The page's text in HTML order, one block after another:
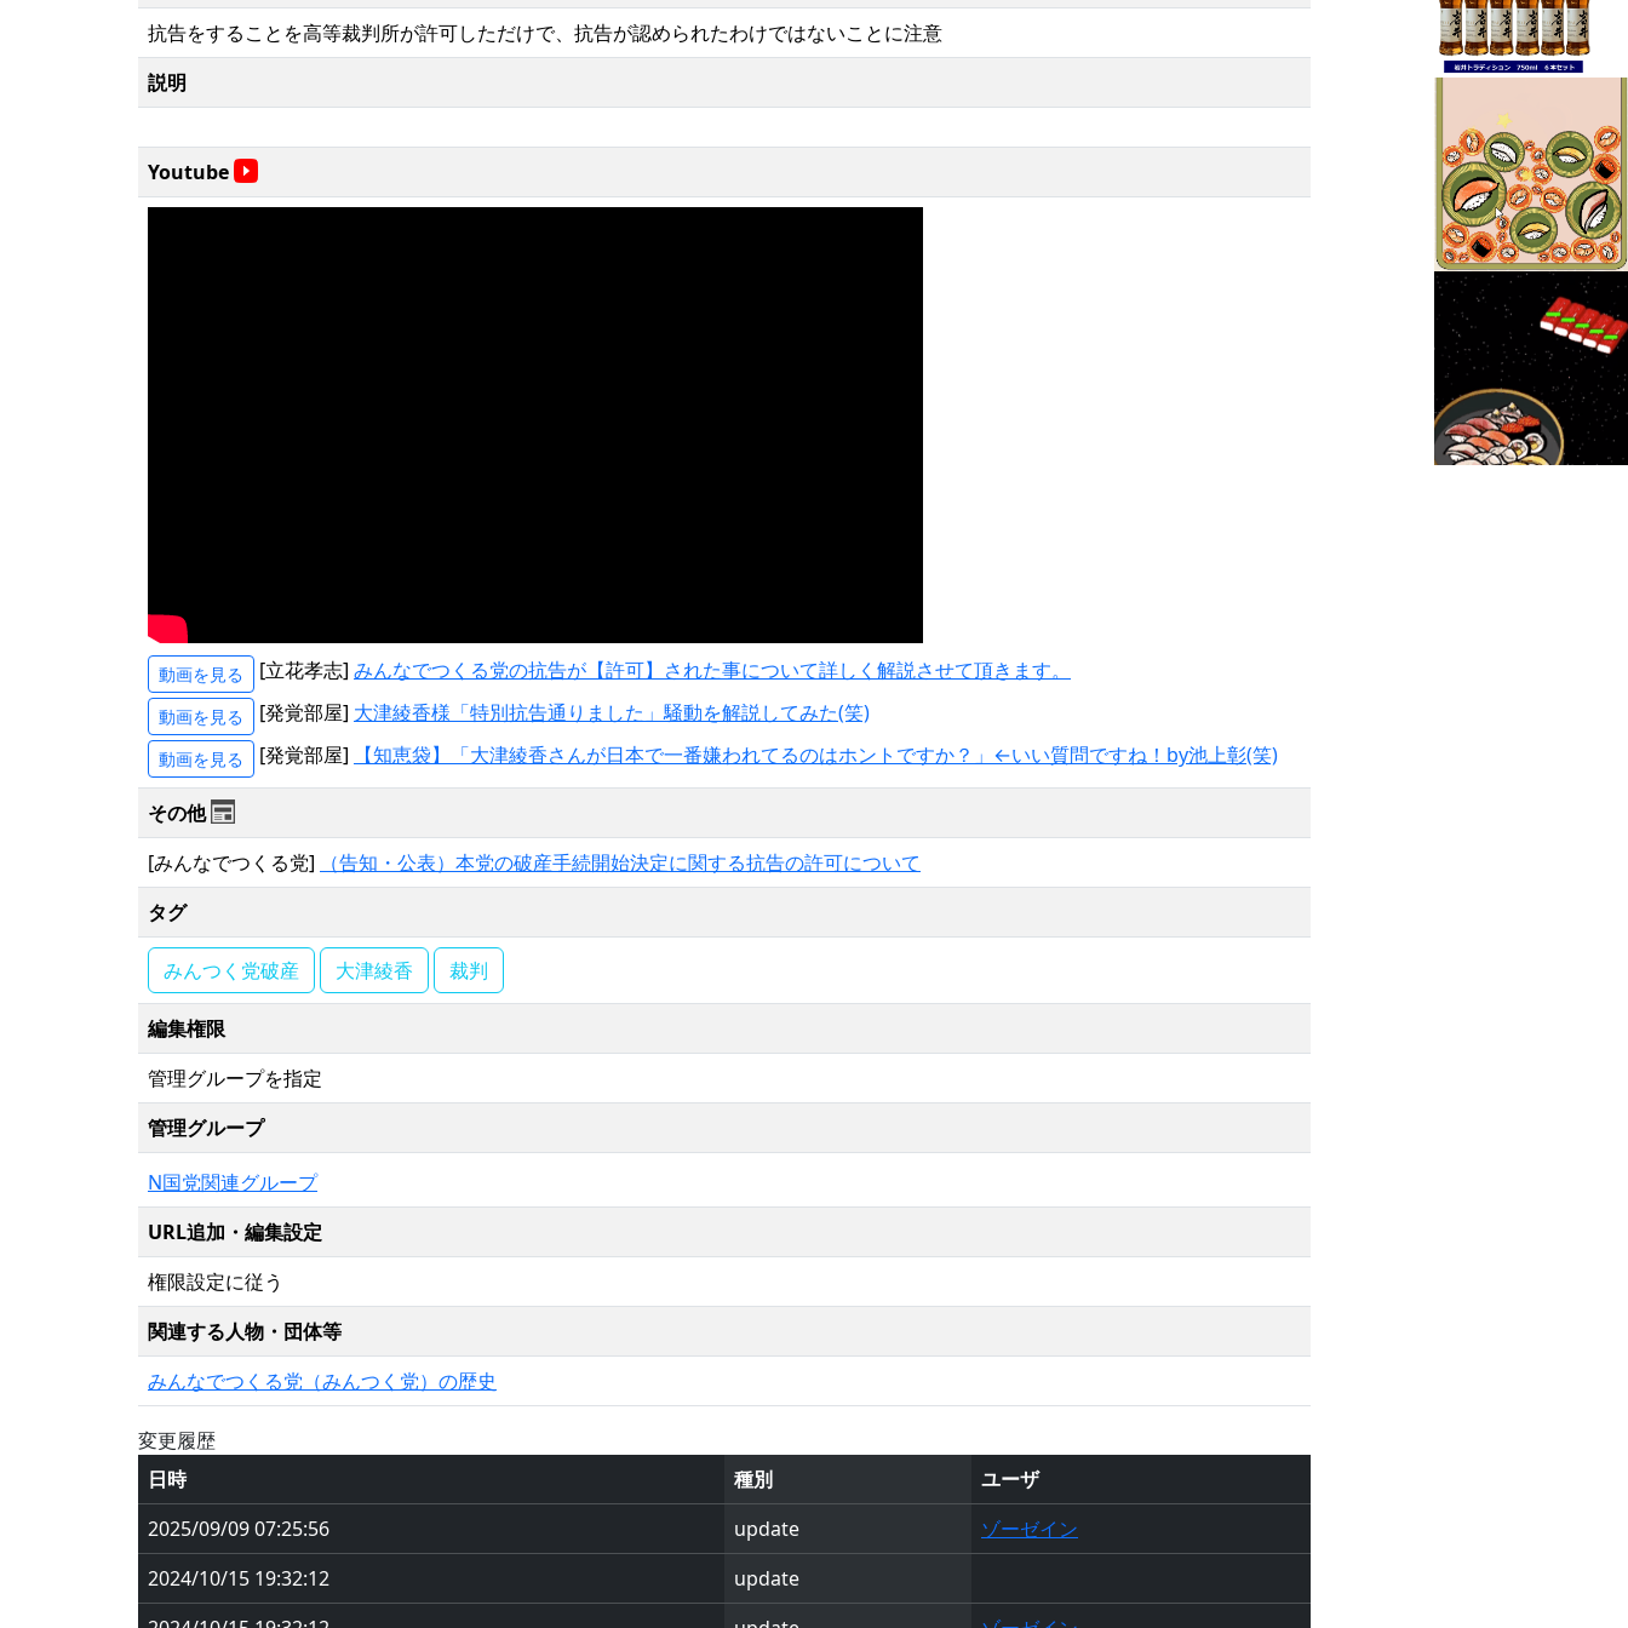
抗告をすることを高等裁判所が許可しただけで、抗告が認められたわけではないことに注意
説明
Youtube
動画を見る [立花孝志] みんなでつくる党の抗告が【許可】された事について詳しく解説させて頂きます。
動画を見る [発覚部屋] 大津綾香様「特別抗告通りました」騒動を解説してみた(笑)
動画を見る [発覚部屋] 【知恵袋】「大津綾香さんが日本で一番嫌われてるのはホントですか？」←いい質問ですね！by池上彰(笑)
その他
[みんなでつくる党]
（告知・公表）本党の破産手続開始決定に関する抗告の許可について
タグ
みんつく党破産 大津綾香 裁判
編集権限
管理グループを指定
管理グループ
N国党関連グループ
URL追加・編集設定
権限設定に従う
関連する人物・団体等
みんなでつくる党（みんつく党）の歴史
変更履歴
日時
種別
ユーザ
2025/09/09 07:25:56
update
ゾーゼイン
2024/10/15 19:32:12
update